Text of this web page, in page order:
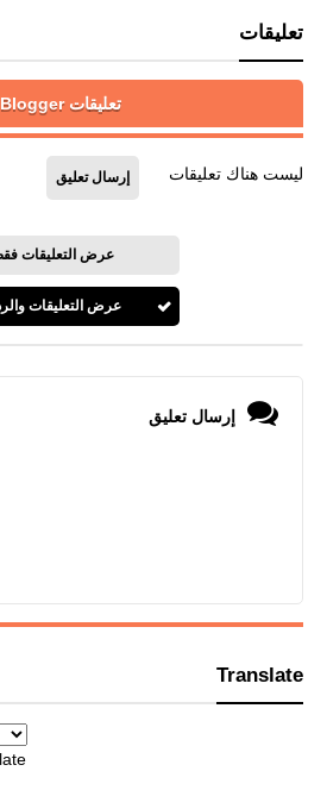
تعليقات
تعليقات Blogger
ليست هناك تعليقات إرسال تعليق
عرض التعليقات
عرض التعليقات
إرسال تعليق
Translate